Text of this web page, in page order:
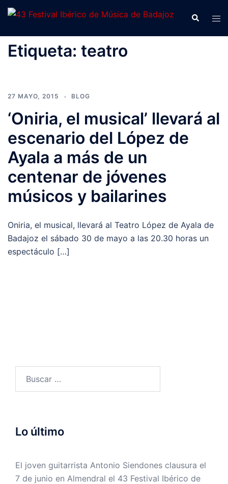
Saltar
Buscar
Etiqueta: teatro
27 MAYO, 2015 BLOG
‘Oniria, el musical’ llevará al
escenario del López de
Ayala a más de un
centenar de jóvenes
músicos y bailarines
Oniria, el musical, llevará al Teatro López de Ayala de
Badajoz el sábado 30 de mayo a las 20.30 horas un
espectáculo […]
Lo último
El joven guitarrista Antonio Siendones clausura el
7 de junio en Almendral el 43 Festival Ibérico de